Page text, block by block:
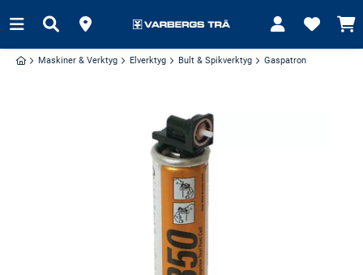
Maskiner & Verktyg Elverktyg Bult & Spikverktyg Gaspatron